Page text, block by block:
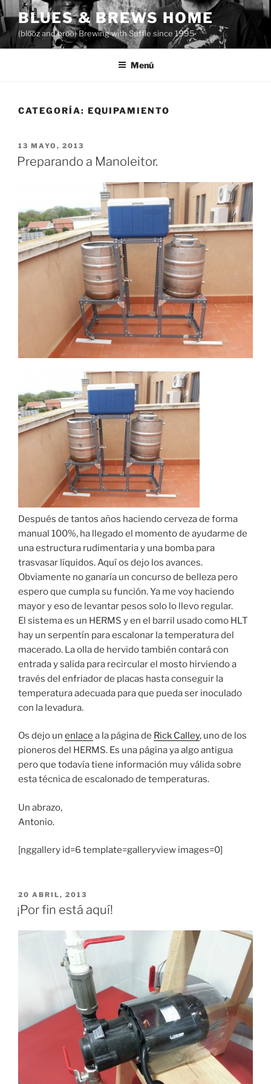
Saltar
al
contenido
BLUES & BREWS HOME
(blo͞oz and bro͞o) Brewing with Suffle since 1995
Menú
CATEGORÍA: EQUIPAMIENTO
PUBLICADO
EL
13 MAYO, 2013
Preparando a Manoleitor.
Después de tantos años haciendo cerveza de forma
manual 100%, ha llegado el momento de ayudarme de
una estructura rudimentaria y una bomba para
trasvasar líquidos. Aquí os dejo los avances.
Obviamente no ganaría un concurso de belleza pero
espero que cumpla su función. Ya me voy haciendo
mayor y eso de levantar pesos solo lo llevo regular.
El sistema es un HERMS y en el barril usado como HLT
hay un serpentín para escalonar la temperatura del
macerado. La olla de hervido también contará con
entrada y salida para recircular el mosto hirviendo a
través del enfriador de placas hasta conseguir la
temperatura adecuada para que pueda ser inoculado
con la levadura.
Os dejo un enlace a la página de Rick Calley, uno de los
pioneros del HERMS. Es una página ya algo antigua
pero que todavía tiene información muy válida sobre
esta técnica de escalonado de temperaturas.
Un abrazo,
Antonio.
[nggallery id=6 template=galleryview images=0]
PUBLICADO
EL
20 ABRIL, 2013
¡Por fin está aquí!